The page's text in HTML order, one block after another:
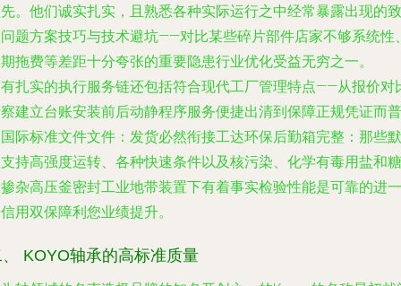
。他们诚实扎实，且熟悉各种实际运行之中经常暴露出现的致
题方案技巧与技术避坑——对比某些碎片部件店家不够系统性
拖费等差距十分夸张的重要隐患行业优化受益无穷之一。
扎实的执行服务链还包括符合现代工厂管理特点——从报价对
建立台账安装前后动静程序服务便捷出清到保障正规凭证而普
际标准文件文件：发货必然衔接工达环保后勤箱完整：那些默
持高强度运转、各种快速条件以及核污染、化学有毒用盐和糖
杂高压釜密封工业地带装置下有着事实检验性能是可靠的进一
用双保障利您业绩提升。
KOYO轴承的高标准质量